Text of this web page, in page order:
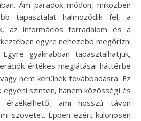
Ám paradox módon, miközben
tapasztalat halmozódik fel, a
az információs forradalom és a
egyre nehezebb megőrizni
gyakrabban tapasztalhatjuk,
értékes meglátásai háttérbe
nem kerülnek továbbadásra. Ez
szinten, hanem közösségi és
érzékelhető, ami hosszú távon
szövetet. Éppen ezért különösen